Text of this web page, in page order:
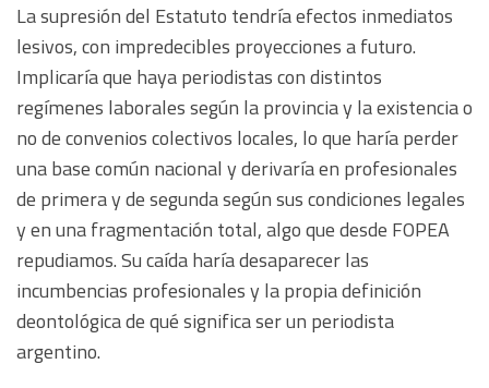
La supresión del Estatuto tendría efectos inmediatos
lesivos, con impredecibles proyecciones a futuro.
Implicaría que haya periodistas con distintos
regímenes laborales según la provincia y la existencia o
no de convenios colectivos locales, lo que haría perder
una base común nacional y derivaría en profesionales
de primera y de segunda según sus condiciones legales
y en una fragmentación total, algo que desde FOPEA
repudiamos. Su caída haría desaparecer las
incumbencias profesionales y la propia definición
deontológica de qué significa ser un periodista
argentino.